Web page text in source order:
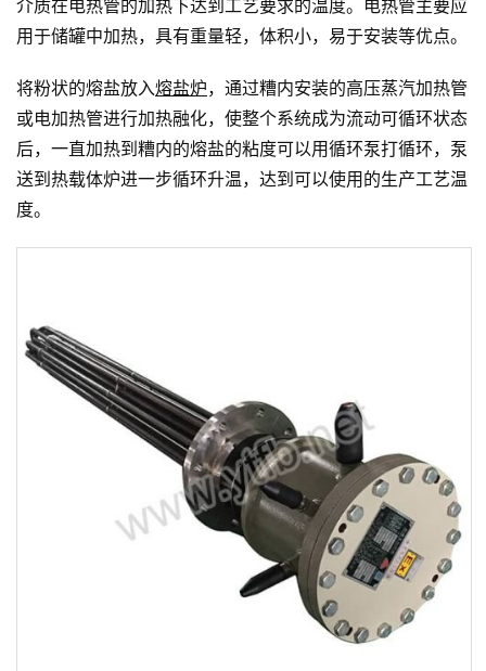
介质在电热管的加热下达到工艺要求的温度。电热管主要应
用于储罐中加热，具有重量轻，体积小，易于安装等优点。
将粉状的熔盐放入熔盐炉，通过糟内安装的高压蒸汽加热管
或电加热管进行加热融化，使整个系统成为流动可循环状态
后，一直加热到糟内的熔盐的粘度可以用循环泵打循环，泵
送到热载体炉进一步循环升温，达到可以使用的生产工艺温
度。